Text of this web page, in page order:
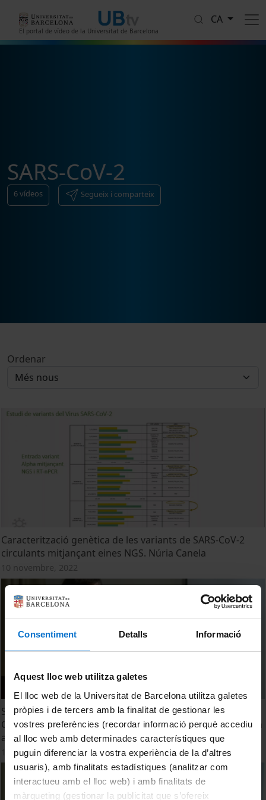
Consentiment Detalls Informació
Aquest lloc web utilitza galetes
El lloc web de la Universitat de Barcelona utilitza galetes
pròpies i de tercers amb la finalitat de gestionar les
vostres preferències (recordar informació perquè accediu
al lloc web amb determinades característiques que
puguin diferenciar la vostra experiència de la d’altres
usuaris), amb finalitats estadístiques (analitzar com
interactueu amb el lloc web) i amb finalitats de
màrqueting (gestionar la publicitat que s’ofereix
El portal de vídeo de la Universitat de Barcelona
CA
SARS-CoV-2
6vídeos Segueix i comparteix
Ordenar
Caracterització genètica de les variants de SARS-CoV-2
circulants mitjançant eines NGS. Núria Canela
10 novembre, 2022
Supervisem els vigilants: generació d’alarmes de brots de
COVID-19 a partir de l’anàlisi estadística del SARS-CoV-2 en
aigües residuals. Lluís Corominas
10 novembre, 2022